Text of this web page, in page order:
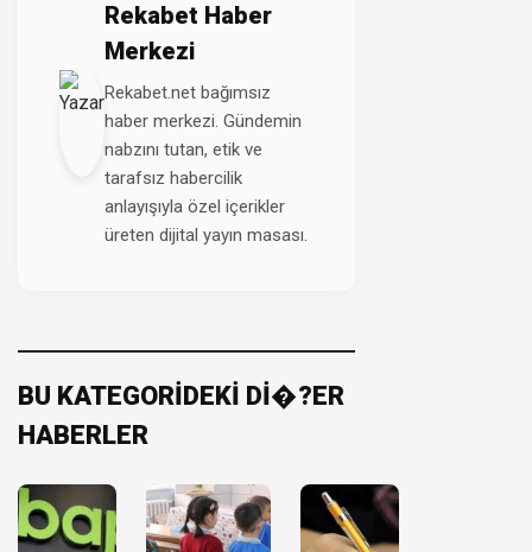
Rekabet Haber
Merkezi
Rekabet.net bağımsız
haber merkezi. Gündemin
nabzını tutan, etik ve
tarafsız habercilik
anlayışıyla özel içerikler
üreten dijital yayın masası.
BU KATEGORİDEKİ Dİ�?ER
HABERLER